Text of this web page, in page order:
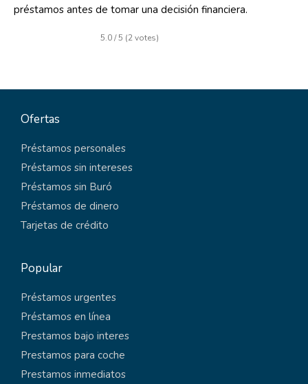
préstamos antes de tomar una decisión financiera.
5.0 / 5 (2 votes)
Ofertas
Préstamos personales
Préstamos sin intereses
Préstamos sin Buró
Préstamos de dinero
Tarjetas de crédito
Popular
Préstamos urgentes
Préstamos en línea
Prestamos bajo interes
Prestamos para coche
Prestamos inmediatos